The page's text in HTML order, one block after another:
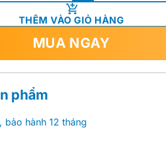
THÊM VÀO GIỎ HÀNG
MUA NGAY
phẩm
bảo hành 12 tháng